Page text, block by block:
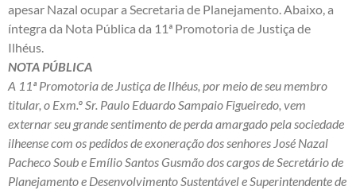
apesar Nazal ocupar a Secretaria de Planejamento. Abaixo, a
íntegra da Nota Pública da 11ª Promotoria de Justiça de
Ilhéus.
NOTA PÚBLICA
A 11ª Promotoria de Justiça de Ilhéus, por meio de seu membro
titular, o Exm.º Sr. Paulo Eduardo Sampaio Figueiredo, vem
externar seu grande sentimento de perda amargado pela sociedade
ilheense com os pedidos de exoneração dos senhores José Nazal
Pacheco Soub e Emílio Santos Gusmão dos cargos de Secretário de
Planejamento e Desenvolvimento Sustentável e Superintendente de